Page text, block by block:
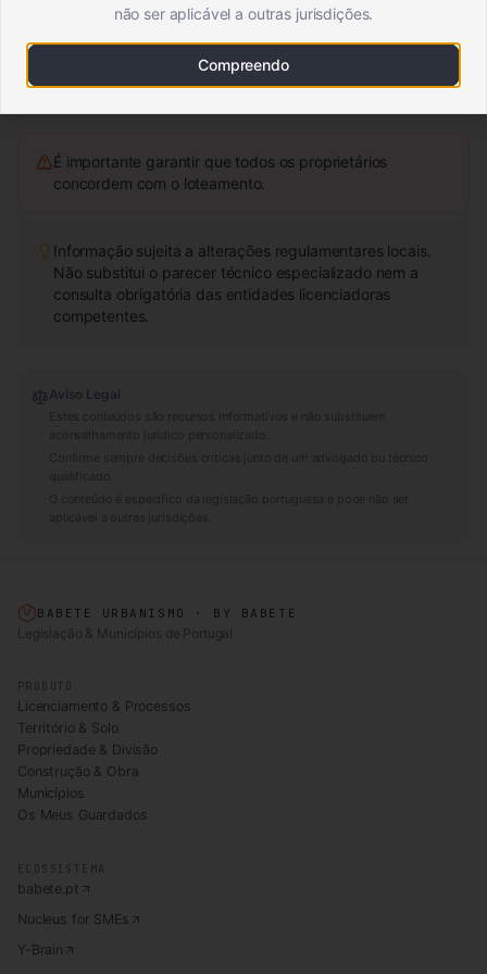
Consultar um técnico especializado em urbanismo.
A divisão do terreno pode implicar custos adicionais.
É importante garantir que todos os proprietários
concordem com o loteamento.
Informação sujeita a alterações regulamentares locais.
Não substitui o parecer técnico especializado nem a
consulta obrigatória das entidades licenciadoras
competentes.
Aviso Legal
Estes conteúdos são recursos informativos e não substituem
aconselhamento jurídico personalizado.
Confirme sempre decisões críticas junto de um advogado ou técnico
qualificado.
O conteúdo é específico da legislação portuguesa e pode não ser
aplicável a outras jurisdições.
BABETE URBANISMO · BY BABETE
Legislação & Municípios de Portugal
PRODUTO
Licenciamento & Processos
Território & Solo
Propriedade & Divisão
Construção & Obra
Municípios
Os Meus Guardados
ECOSSISTEMA
babete.pt
Nucleus for SMEs
Y-Brain
não ser aplicável a outras jurisdições.
Compreendo